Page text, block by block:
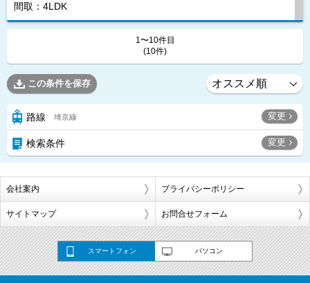
間取：4LDK
1〜10件目
(10件)
この条件を保存
路線 埼京線 変更
検索条件 変更
会社案内 プライバシーポリシー
サイトマップ お問合せフォーム
スマートフォン パソコン